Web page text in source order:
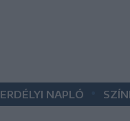
ERDÉLYI NAPLÓ